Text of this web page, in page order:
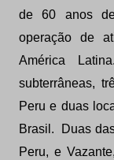
de 60 anos
operação de
América
subterrâneas,
Peru e duas
Brasil. Duas
Peru, e